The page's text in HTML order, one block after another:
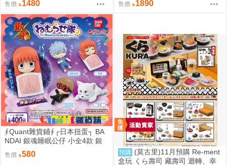
售價 1480 售價 1890
∮Quant雜貨鋪∮┌日本扭蛋┐ BA
NDAI 銀魂睡眠公仔 小全4款 銀
魂睡眠隊 銀魂睡眠小隊公仔 銀時
神樂 定春 沖田總悟 轉蛋
售價 580 預購 (莫古里)11月預購 Re-ment
盒玩 くら壽司 藏壽司 迴轉、幸